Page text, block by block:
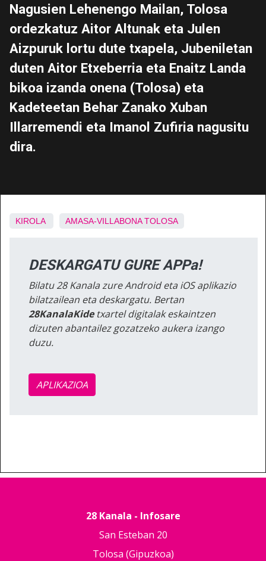
Nagusien Lehenengo Mailan, Tolosa
ordezkatuz Aitor Altunak eta Julen
Aizpuruk lortu dute txapela, Jubeniletan
duten Aitor Etxeberria eta Enaitz Landa
bikoa izanda onena (Tolosa) eta
Kadeteetan Behar Zanako Xuban
Illarremendi eta Imanol Zufiria nagusitu
dira.
KIROLA AMASA-VILLABONA TOLOSA
DESKARGATU GURE APPa!
Bilatu 28 Kanala zure Android eta iOS aplikazio
bilatzailean eta deskargatu. Bertan
28KanalaKidetxartel digitalak eskaintzen
dizuten abantailez gozatzeko aukera izango
duzu.
APLIKAZIOA
28 Kanala - Infosare
San Esteban 20
Tolosa (Gipuzkoa)